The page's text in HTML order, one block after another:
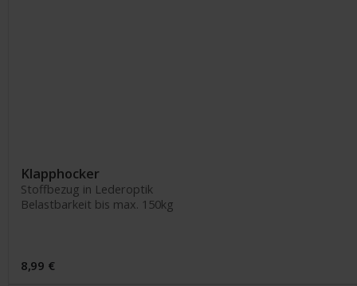
Klapphocker
Stoffbezug in Lederoptik
Belastbarkeit bis max. 150kg
8,99 €